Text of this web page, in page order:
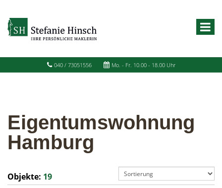
040 / 73051556 Mo. - Fr. 10.00 - 18.00 Uhr
Eigentumswohnung
Hamburg
Objekte: 19